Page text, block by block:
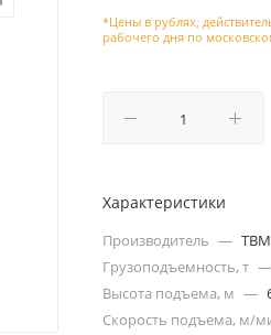
Характеристики
Производитель — TBM
Грузоподъемность, т —
Высота подъема, м —
Скорость подъема, м/